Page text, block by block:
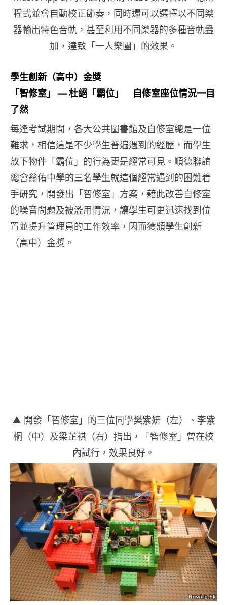
程式並會自動校正節奏，同時還可以選擇以不同樂
器輸出特色音軌，甚至利用不同樂器的多種音軌疊
加，達致「一人樂團」的效果。
學生創新（高中）金獎
「智修室」 — 杜絕「霸位」 自修室座位情況一目
了然
每逢考試期間，各大公共圖書館及自修室總是一位
難求，相信這是不少學生普遍遇到的經歷，而學生
放下物件「霸位」的行為更是經常可見。順德聯誼
總會翁佑中學的三名學生就這個經常遇到的困難着
手研究，開發出「智修室」方案，藉此改善自修室
的噪音問題及被濫用情況，讓學生可更迅速找到位
置並提升管理員的工作效率，因而獲頒學生創新
（高中）金獎。
▲ 開發「智修室」的三位同學樊紫妍（左）、李紫
桐（中）及梁芷祺（右）指出，「智修室」曾在校
內試行，效果良好。